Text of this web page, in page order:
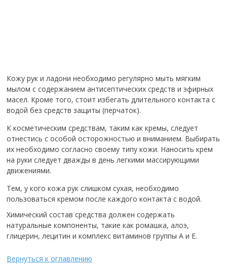
Кожу рук и ладони необходимо регулярно мыть мягким
мылом с содержанием антисептических средств и эфирных
масел. Кроме того, стоит избегать длительного контакта с
водой без средств защиты (перчаток).
К косметическим средствам, таким как кремы, следует
отнестись с особой осторожностью и вниманием. Выбирать
их необходимо согласно своему типу кожи. Наносить крем
на руки следует дважды в день легкими массирующими
движениями.
Тем, у кого кожа рук слишком сухая, необходимо
пользоваться кремом после каждого контакта с водой.
Химический состав средства должен содержать
натуральные компоненты, такие как ромашка, алоэ,
глицерин, лецитин и комплекс витаминов группы А и Е.
Вернуться к оглавлению